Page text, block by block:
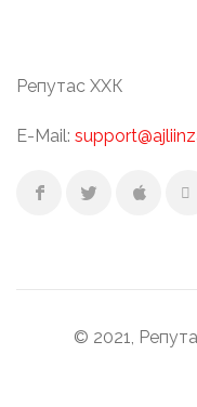
Репутас ХХК
E-Mail:
© 2021,